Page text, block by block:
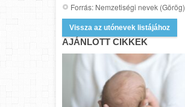
Forrás: Nemzetiségi nevek (Görög)
Vissza az utónevek listájához
AJÁNLOTT CIKKEK